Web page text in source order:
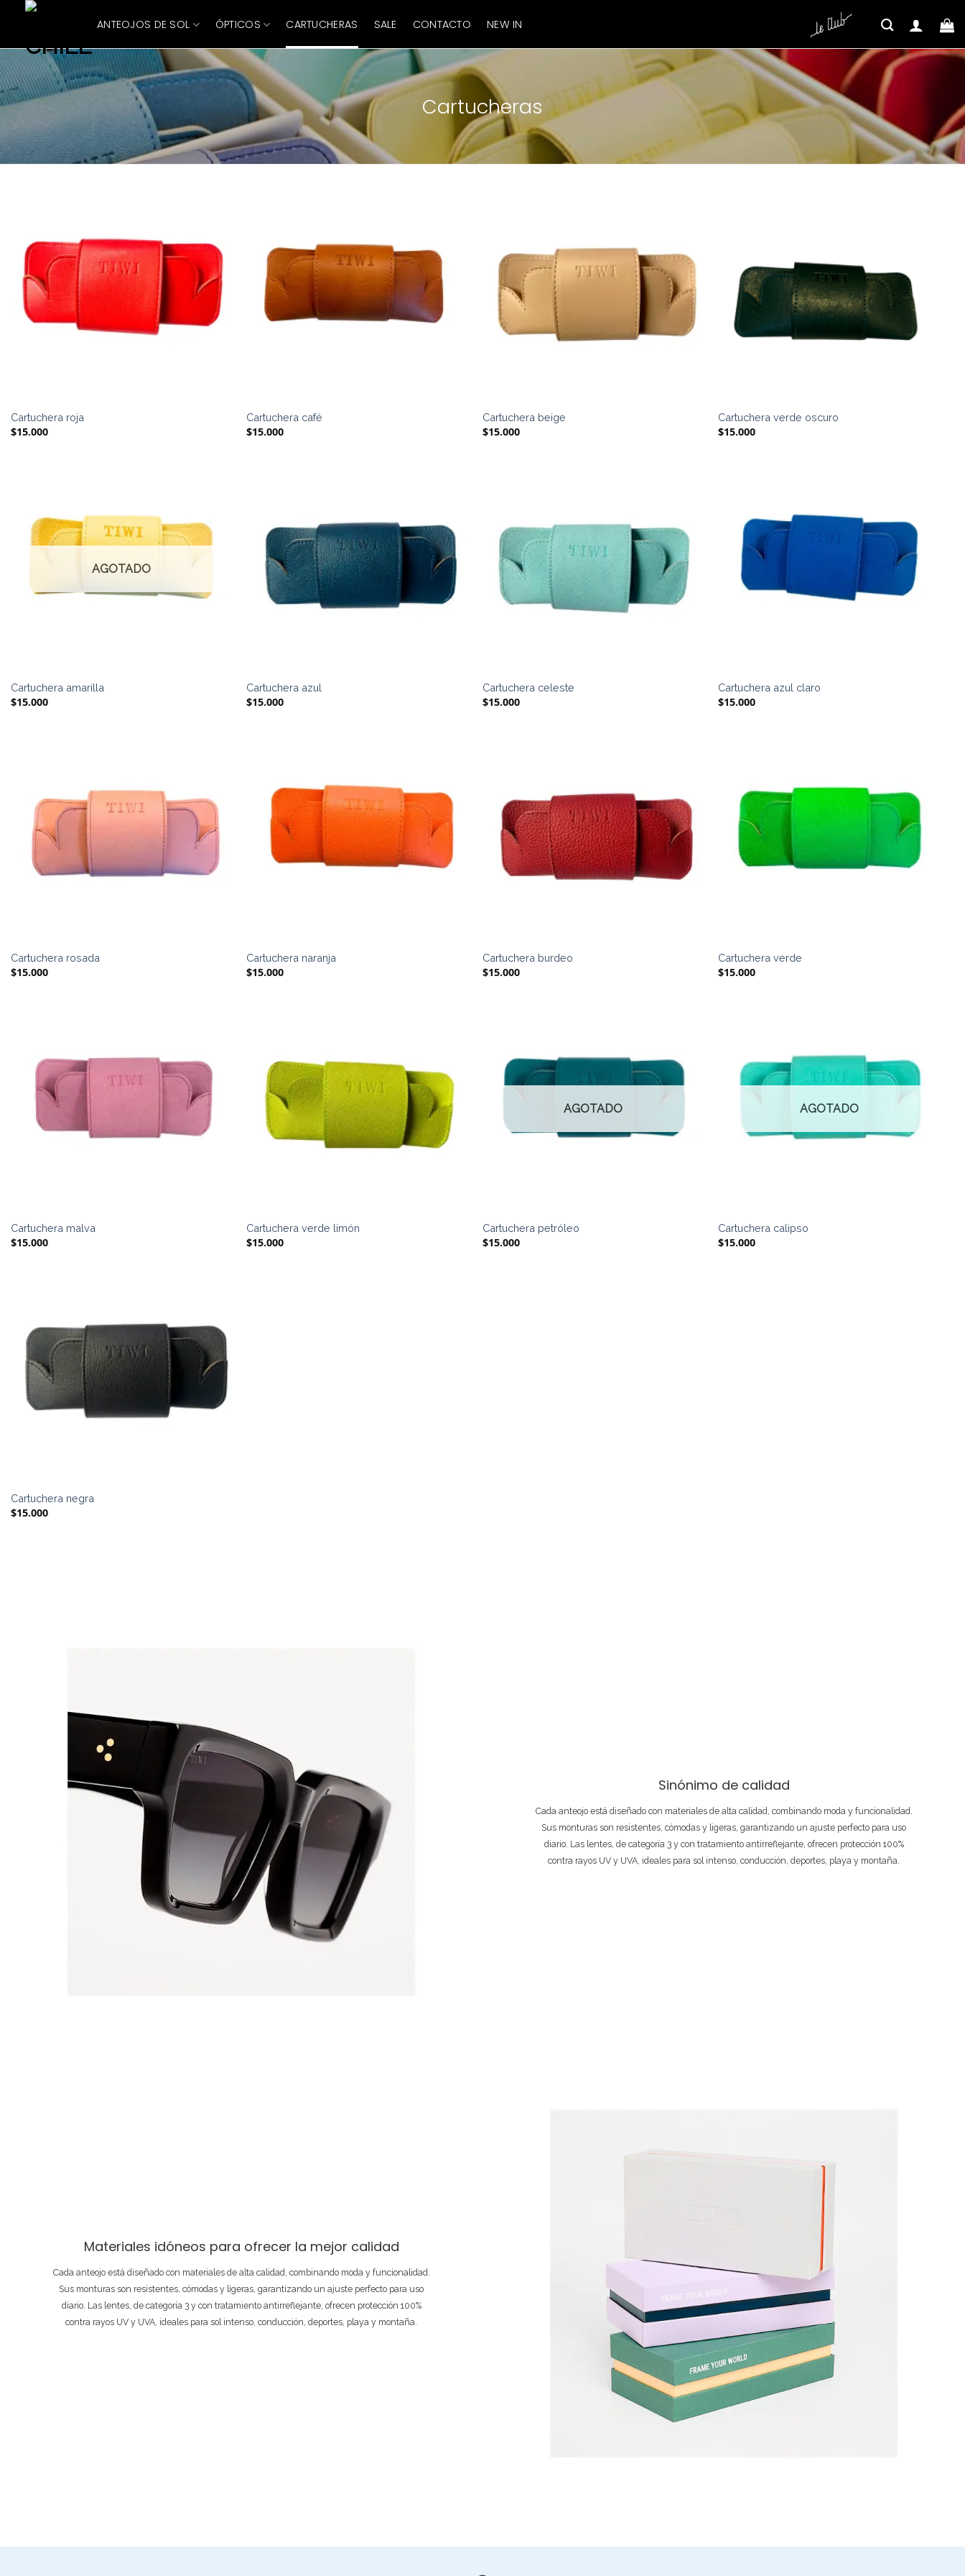
ANTEOJOS DE SOL ÓPTICOS CARTUCHERAS SALE CONTACTO NEW IN
Cartucheras
Cartuchera roja
$15.000
Cartuchera café
$15.000
Cartuchera beige
$15.000
Cartuchera verde oscuro
$15.000
AGOTADO
Cartuchera amarilla
$15.000
Cartuchera azul
$15.000
Cartuchera celeste
$15.000
Cartuchera azul claro
$15.000
Cartuchera rosada
$15.000
Cartuchera naranja
$15.000
Cartuchera burdeo
$15.000
Cartuchera verde
$15.000
Cartuchera malva
$15.000
Cartuchera verde limón
$15.000
AGOTADO
Cartuchera petróleo
$15.000
AGOTADO
Cartuchera calipso
$15.000
Cartuchera negra
$15.000
Sinónimo de calidad
Cada anteojo está diseñado con materiales de alta calidad, combinando moda y funcionalidad.
Sus monturas son resistentes, cómodas y ligeras, garantizando un ajuste perfecto para uso
diario. Las lentes, de categoría 3 y con tratamiento antirreflejante, ofrecen protección 100%
contra rayos UV y UVA, ideales para sol intenso, conducción, deportes, playa y montaña.
Materiales idóneos para ofrecer la mejor calidad
Cada anteojo está diseñado con materiales de alta calidad, combinando moda y funcionalidad.
Sus monturas son resistentes, cómodas y ligeras, garantizando un ajuste perfecto para uso
diario. Las lentes, de categoría 3 y con tratamiento antirreflejante, ofrecen protección 100%
contra rayos UV y UVA, ideales para sol intenso, conducción, deportes, playa y montaña.